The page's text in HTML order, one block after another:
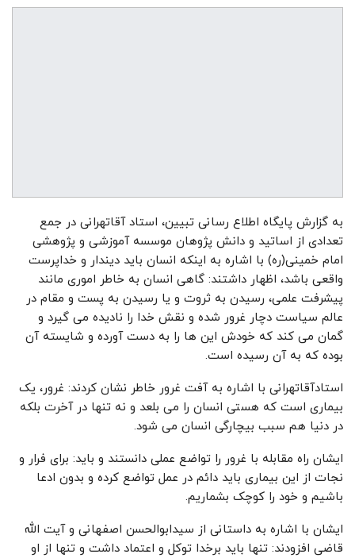
به گزارش پایگاه اطلاع رسانی تبیین، استاد آقاتهرانی در جمع
تعدادی از اساتید و دانش پژوهان موسسه آموزشی و پژوهشی
امام خمینی(ره) با اشاره به اینکه انسان باید دیندار و خداپرست
واقعی باشد، اظهار داشتند: گاهی انسان به خاطر اموری مانند
پیشرفت علمی، رسیدن به ثروت و یا رسیدن به پست و مقام در
عالم سیاست دچار غرور شده و نقش خدا را نادیده می گیرد و
گمان می کند که خودش این ها را به دست آورده و شایسته آن
بوده که به آن رسیده است.
استادآقاتهرانی با اشاره به آفت غرور خاطر نشان کردند: غرور، یک
بیماری است که هستی انسان را می بلعد و نه تنها در آخرت بلکه
در دنیا هم سبب بیچارگی انسان می شود.
ایشان راه مقابله با غرور را تواضع عملی دانستند و باید: برای فرار و
نجات از این بیماری باید دائم در عمل تواضع کرده و بدون ادعا
باشیم و خود را کوچک بشماریم.
ایشان با اشاره به داستانی از سیدابوالحسن اصفهانی و آیت الله
قاضی افزودند: تنها باید برخدا توکل و اعتماد داشت و تنها از او